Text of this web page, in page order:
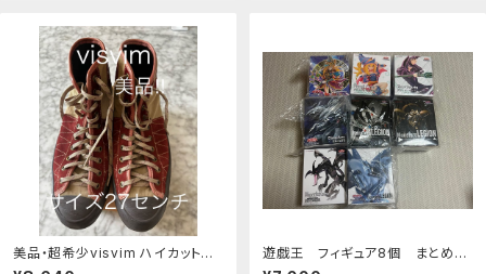
美品・超希少visvim ハイカットス
ニーカー 27センチ
遊戯王 フィギュア8個 まとめ売
り